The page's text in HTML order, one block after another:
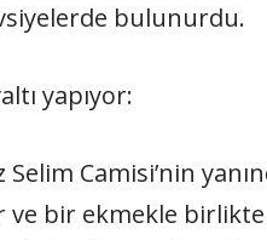
bulunurdu.
yapıyor:
Selim Camisi’nin
ve bir ekmekle